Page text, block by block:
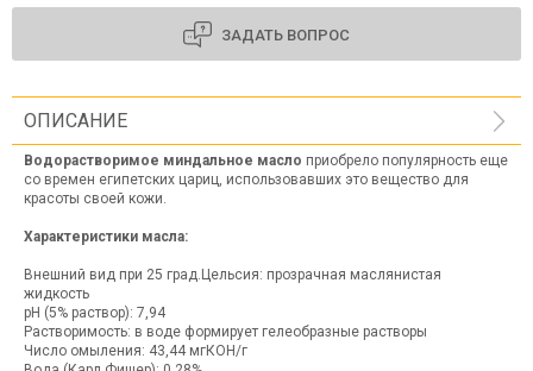
ЗАДАТЬ ВОПРОС
ОПИСАНИЕ
Водорастворимое миндальное масло приобрело популярность еще
со времен египетских цариц, использовавших это вещество для
красоты своей кожи.
Характеристики масла:
Внешний вид при 25 град.Цельсия: прозрачная маслянистая
жидкость
рН (5% раствор): 7,94
Растворимость: в воде формирует гелеобразные растворы
Число омыления: 43,44 мгКОН/г